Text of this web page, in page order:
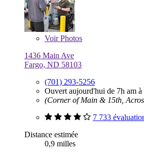
VoirPhotos
1436 Main Ave
Fargo, ND 58103
(701) 293-5256
Ouvert aujourd'hui de 7h am à
(Corner of Main & 15th,
7 733
Distance estimée
0,9 milles